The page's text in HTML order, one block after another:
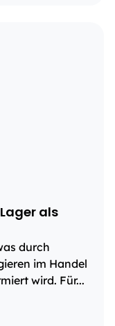
als
durch
im Handel
wird. Für...